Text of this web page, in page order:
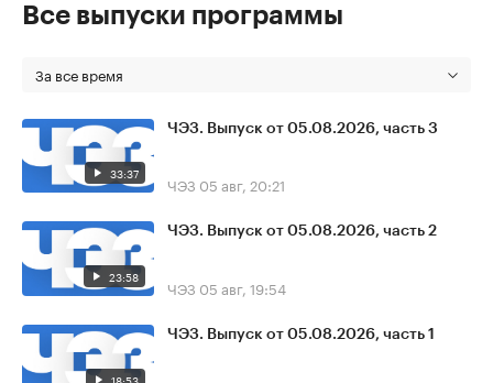
Все выпуски программы
За все время
33:37
ЧЭЗ. Выпуск от 05.08.2026, часть 3
ЧЭЗ 05 авг, 20:21
23:58
ЧЭЗ. Выпуск от 05.08.2026, часть 2
ЧЭЗ 05 авг, 19:54
18:53
ЧЭЗ. Выпуск от 05.08.2026, часть 1